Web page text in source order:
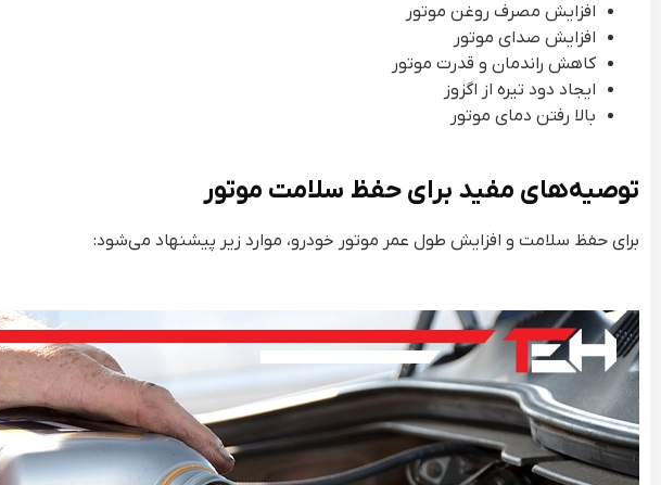
افزایش مصرف روغن موتور
افزایش صدای موتور
کاهش راندمان و قدرت موتور
ایجاد دود تیره از اگزوز
بالا رفتن دمای موتور
توصیه‌های مفید برای حفظ سلامت موتور
برای حفظ سلامت و افزایش طول عمر موتور خودرو، موارد زیر پیشنهاد می‌شود: